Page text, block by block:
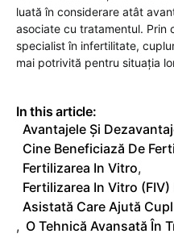
luată în considerare atât
asociate cu tratamentul. Prin
specialist în infertilitate,
mai potrivită pentru situația
In this article:
Avantajele Și
Cine Beneficiază De
Fertilizarea In Vitro,
Fertilizarea In Vitro
Asistată Care Ajută
, O Tehnică Avansată În